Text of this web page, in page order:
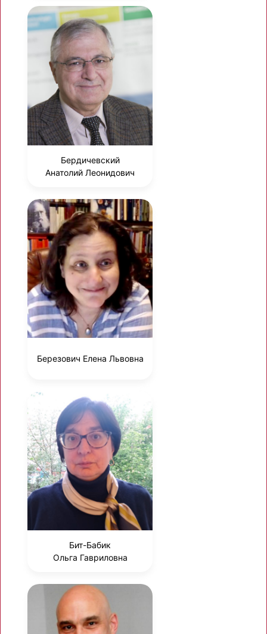
Бердичевский
Анатолий Леонидович
Березович Елена Львовна
Бит-Бабик
Ольга Гавриловна